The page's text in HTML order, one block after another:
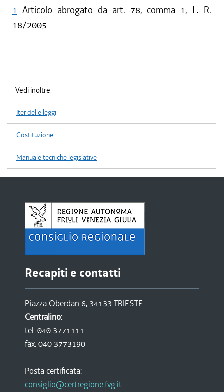
1 Articolo abrogato da art. 78, comma 1, L. R.
18/2005
Vedi inoltre
Iter delle leggi
Costituzione
Manuale tecniche legislative
Recapiti e contatti
Piazza Oberdan 6, 34133 TRIESTE
Centralino:
tel. 040 3771111
fax. 040 3773190
Posta certificata:
consiglio@certregione.fvg.it